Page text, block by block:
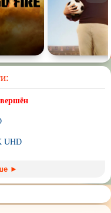
UHD
(трэш) movies
►